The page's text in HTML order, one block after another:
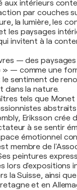
aux intérieurs
par couches
la lumière, les
les paysages
invitent à la
— des
» — comme une
le sentiment de
dans la nature.
tels que Monet
abstraits
Eriksson crée
à se sentir
émotionnel
membre de
peintures
lors d'expositions
la Suisse, ainsi
et en